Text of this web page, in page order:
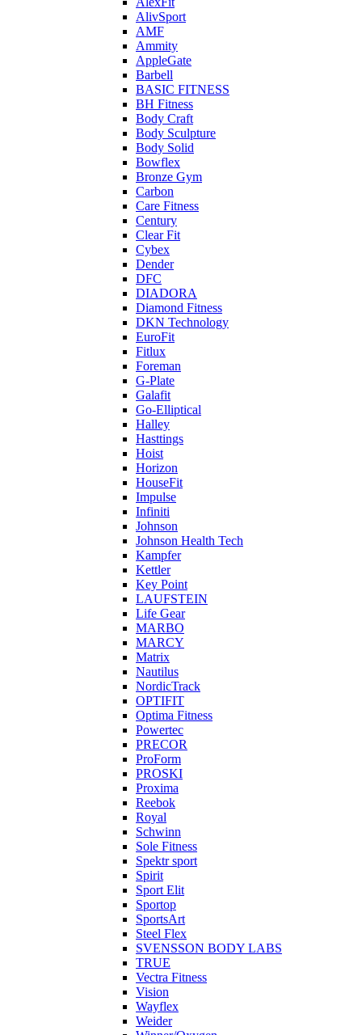
AlivSport
AMF
Ammity
AppleGate
Barbell
BASIC FITNESS
BH Fitness
Body Craft
Body Sculpture
Body Solid
Bowflex
Bronze Gym
Carbon
Care Fitness
Century
Clear Fit
Cybex
Dender
DFC
DIADORA
Diamond Fitness
DKN Technology
EuroFit
Fitlux
Foreman
G-Plate
Galafit
Go-Elliptical
Halley
Hasttings
Hoist
Horizon
HouseFit
Impulse
Infiniti
Johnson
Johnson Health Tech
Kampfer
Kettler
Key Point
LAUFSTEIN
Life Gear
MARBO
MARCY
Matrix
Nautilus
NordicTrack
OPTIFIT
Optima Fitness
Powertec
PRECOR
ProForm
PROSKI
Proxima
Reebok
Royal
Schwinn
Sole Fitness
Spektr sport
Spirit
Sport Elit
Sportop
SportsArt
Steel Flex
SVENSSON BODY LABS
TRUE
Vectra Fitness
Vision
Wayflex
Weider